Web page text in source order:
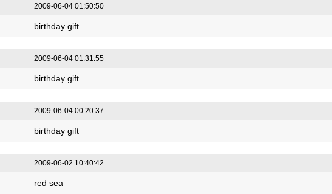
2009-06-04 01:50:50
birthday gift
2009-06-04 01:31:55
birthday gift
2009-06-04 00:20:37
birthday gift
2009-06-02 10:40:42
red sea